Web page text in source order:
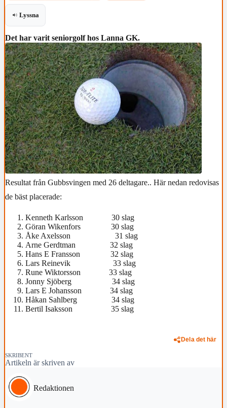
Lyssna
Det har varit seniorgolf hos Lanna GK.
Resultat från Gubbsvingen med 26 deltagare.. Här nedan redovisas
de bäst placerade:
Kenneth Karlsson 30 slag
Göran Wikenfors 30 slag
Åke Axelsson 31 slag
Arne Gerdtman 32 slag
Hans E Fransson 32 slag
Lars Reinevik 33 slag
Rune Wiktorsson 33 slag
Jonny Sjöberg 34 slag
Lars E Johansson 34 slag
Håkan Sahlberg 34 slag
Bertil Isaksson 35 slag
Dela det här
SKRIBENT
Artikeln är skriven av
Redaktionen